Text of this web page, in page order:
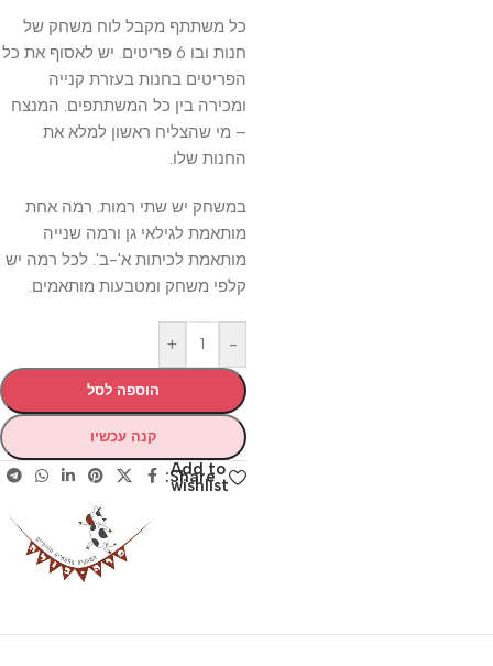
כל משתתף מקבל לוח משחק של
חנות ובו 6 פריטים. יש לאסוף את כל
הפריטים בחנות בעזרת קנייה
ומכירה בין כל המשתתפים. המנצח
– מי שהצליח ראשון למלא את
החנות שלו.
במשחק יש שתי רמות. רמה אחת
מותאמת לגילאי גן ורמה שנייה
מותאמת לכיתות א'-ב'. לכל רמה יש
קלפי משחק ומטבעות מותאמים.
-
+
הוספה לסל
קנה עכשיו
Add to
wishlist
Share: